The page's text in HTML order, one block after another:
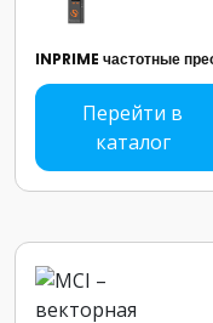
INPRIME частотные
Перейти в
каталог